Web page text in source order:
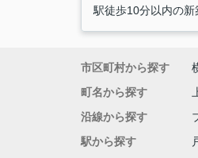
駅徒歩10分以内の
市区町村から探す
町名から探す
沿線から探す
駅から探す